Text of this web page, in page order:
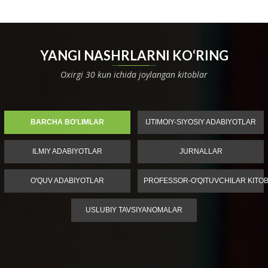
YANGI NASHRLARNI KO‘RING
Oxirgi 30 kun ichida joylangan kitoblar
BARCHA BO'LIMLAR IJTIMOIY-SIYOSIY ADABIYOTLAR
ILMIY ADABIYOTLAR JURNALLAR
O'QUV ADABIYOTLAR PROFESSOR-O'QITUVCHILAR
USLUBIY TAVSIYANOMALAR